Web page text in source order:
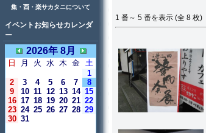
集・酉・楽サカタニについて
イベントお知らせカレンダ
ー
2026年 8月
日 月 火 水 木 金 土
1
2
3 4 5 6 7
8
9
10 11 12 13 14 15
16 17 18 19 20 21 22
23 24 25 26 27 28 29
30 31
1 番～ 5 番を表示 (全 8 枚)